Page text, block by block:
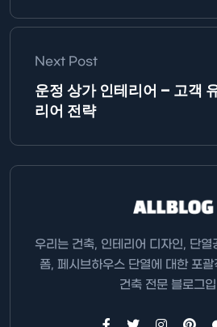
Next Post
운정 상가 인테리어 – 고객
리어 전략
우리는 건축, 인테리어 디자인, 단
폼, 페시브하우스 단열에 대한 포
건축 전문 블로그